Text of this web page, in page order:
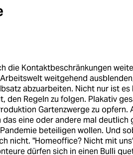
die Kontaktbeschränkungen
weitgehend
abzuarbeiten. Nicht nur ist
den Regeln zu folgen. Plakativ
Gartenzwerge zu opfern.
eine oder andere mal deutlich
beteiligen wollen. Und
nicht. "Homeoffice? Nicht mit
dürfen sich in einen Bulli